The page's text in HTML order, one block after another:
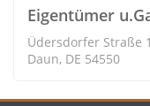
Eigentümer
Üdersdorfer Straße
Daun, DE 54550